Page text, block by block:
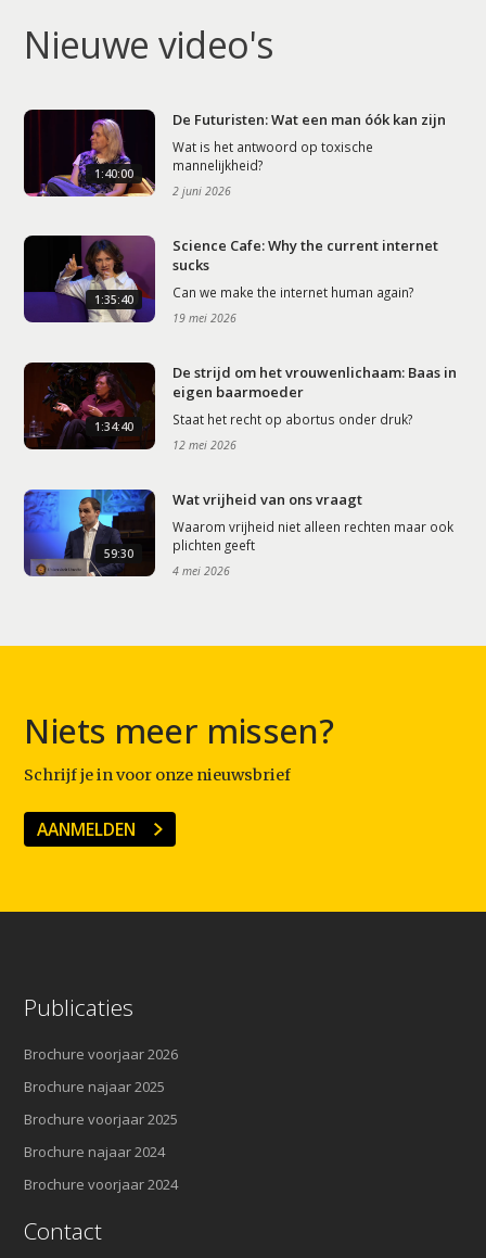
Nieuwe video's
1:40:00
De Futuristen: Wat een man óók kan zijn
Wat is het antwoord op toxische
mannelijkheid?
2 juni 2026
1:35:40
Science Cafe: Why the current internet
sucks
Can we make the internet human again?
19 mei 2026
1:34:40
De strijd om het vrouwenlichaam: Baas in
eigen baarmoeder
Staat het recht op abortus onder druk?
12 mei 2026
59:30
Wat vrijheid van ons vraagt
Waarom vrijheid niet alleen rechten maar ook
plichten geeft
4 mei 2026
Niets meer missen?
Schrijf je in voor onze nieuwsbrief
AANMELDEN
Publicaties
Brochure voorjaar 2026
Brochure najaar 2025
Brochure voorjaar 2025
Brochure najaar 2024
Brochure voorjaar 2024
Contact